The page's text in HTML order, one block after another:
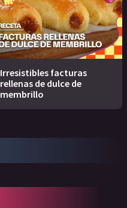
Irresistibles facturas
rellenas de dulce de
membrillo